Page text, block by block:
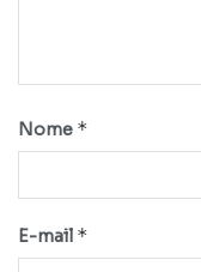
Nome *
E-mail *